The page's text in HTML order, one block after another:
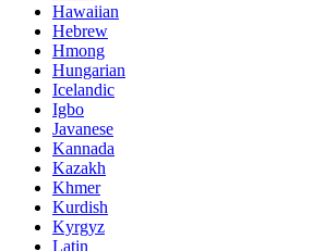
Hawaiian
Hebrew
Hmong
Hungarian
Icelandic
Igbo
Javanese
Kannada
Kazakh
Khmer
Kurdish
Kyrgyz
Latin